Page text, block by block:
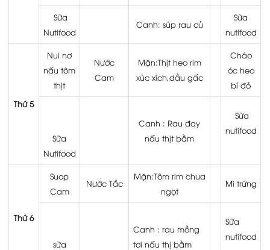
Sữa
Nutifood
Canh: súp rau củ
Sữa
nutifood
Thứ 5
Nui nơ
nấu tôm
thịt
Nước
Cam
Mặn:Thịt heo rim
xúc xích,dầu gấc
Cháo
óc heo
bí đỏ
Sữa
Nutifood
Canh : Rau đay
nấu thịt bằm
Sữa
nutifood
Thứ 6
Suop
Cam
Nước Tắc
Mặn:Tôm rim chua
ngọt
Mì trứng
sữa
Canh : rau mồng
tơi nấu thị bằm
Sữa
nutifood